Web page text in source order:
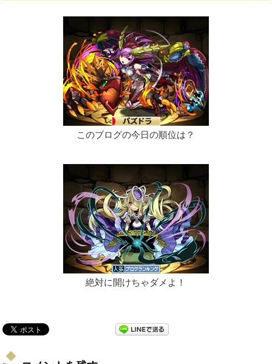
このブログの今日の順位は？
絶対に開けちゃダメよ！